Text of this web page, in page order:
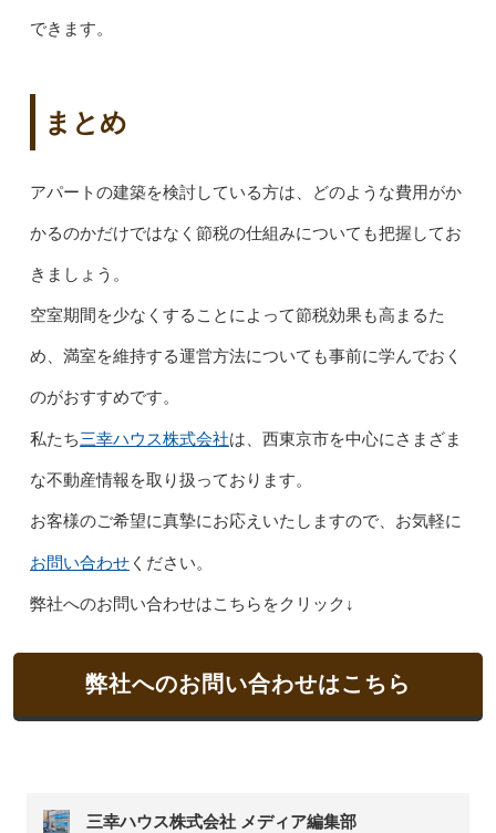
できます。
まとめ
アパートの建築を検討している方は、どのような費用がか
かるのかだけではなく節税の仕組みについても把握してお
きましょう。
空室期間を少なくすることによって節税効果も高まるた
め、満室を維持する運営方法についても事前に学んでおく
のがおすすめです。
私たち三幸ハウス株式会社は、西東京市を中心にさまざま
な不動産情報を取り扱っております。
お客様のご希望に真摯にお応えいたしますので、お気軽に
お問い合わせください。
弊社へのお問い合わせはこちらをクリック↓
弊社へのお問い合わせはこちら
三幸ハウス株式会社 メディア編集部